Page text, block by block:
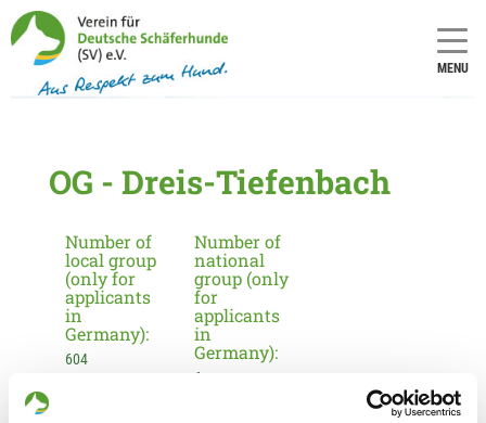
MENU
OG - Dreis-Tiefenbach
Number of
local group
(only for
applicants
in
Germany):
604
Number of
national
group (only
for
applicants
in
Germany):
6